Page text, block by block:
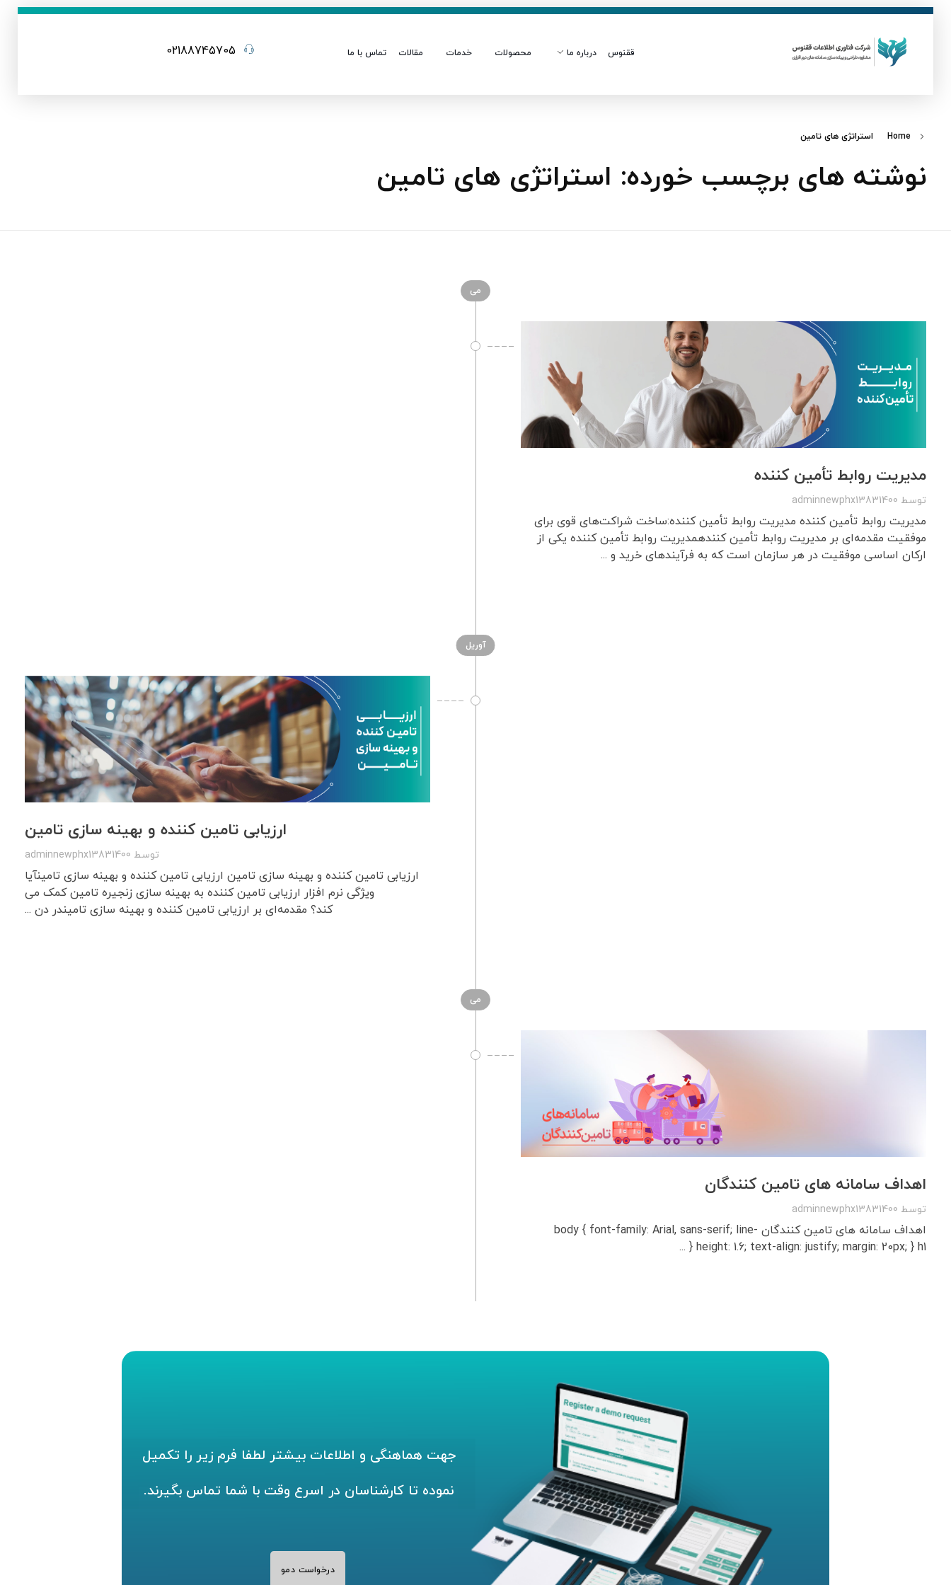
ققنوس درباره ما محصولات خدمات مقالات تماس با ما 02188745705
Home استراتژی های تامین
نوشته های برچسب خورده: استراتژی های تامین
می
مدیریت روابط تأمین‌ کننده
توسط adminnewphx13831400
مدیریت روابط تأمین‌ کننده مدیریت روابط تأمین‌ کننده:ساخت شراکت‌های قوی برای
موفقیت مقدمه‌ای بر مدیریت روابط تأمین‌ کنندهمدیریت روابط تأمین‌ کننده یکی از
ارکان اساسی موفقیت در هر سازمان است که به فرآیندهای خرید و ...
آوریل
ارزیابی تامین کننده و بهینه سازی تامین
توسط adminnewphx13831400
ارزیابی تامین کننده و بهینه سازی تامین ارزیابی تامین کننده و بهینه سازی تامینآیا
ویژگی نرم افزار ارزیابی تامین کننده به بهینه سازی زنجیره تامین کمک می
کند؟ مقدمه‌ای بر ارزیابی تامین کننده و بهینه سازی تامیندر دن ...
می
اهداف سامانه های تامین کنندگان
توسط adminnewphx13831400
اهداف سامانه های تامین کنندگان body { font-family: Arial, sans-serif; line-
height: 1.6; text-align: justify; margin: 20px; } h1 { ...
جهت هماهنگی و اطلاعات بیشتر لطفا فرم زیر را تکمیل
نموده تا کارشناسان در اسرع وقت با شما تماس بگیرند.
درخواست دمو